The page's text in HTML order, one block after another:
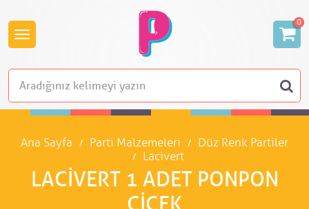
0
Ana Sayfa Parti Malzemeleri
Düz Renk Partiler
Lacivert
LACIVERT 1 ADET PONPON
ÇIÇEK